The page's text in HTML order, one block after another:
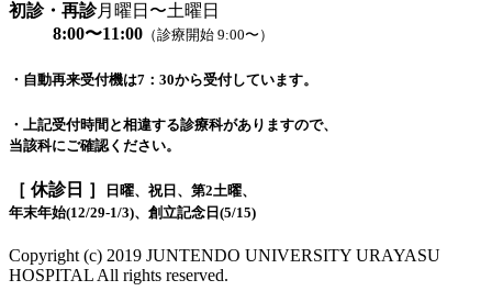
初診・再診月曜日〜土曜日
8:00〜11:00 （診療開始 9:00〜）
・自動再来受付機は7：30から受付しています。
・上記受付時間と相違する診療科がありますので、
当該科にご確認ください。
［ 休診日 ］
日曜、祝日、第2土曜、
年末年始(12/29-1/3)、創立記念日(5/15)
Copyright (c) 2019 JUNTENDO UNIVERSITY URAYASU
HOSPITAL All rights reserved.